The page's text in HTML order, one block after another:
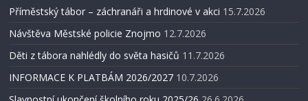
Příměstský tábor – záchranáři a hrdinové v akci 15.7.2026
Návštěva Městské policie Znojmo 12.7.2026
Děti z tábora nahlédly do světa hasičů 11.7.2026
INFORMACE K PLATBÁM 2026/2027 10.7.2026